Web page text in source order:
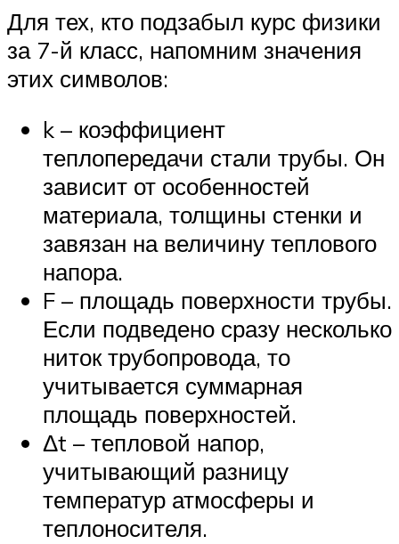
Для тех, кто подзабыл курс физики
за 7-й класс, напомним значения
этих символов:
k – коэффициент
теплопередачи стали трубы. Он
зависит от особенностей
материала, толщины стенки и
завязан на величину теплового
напора.
F – площадь поверхности трубы.
Если подведено сразу несколько
ниток трубопровода, то
учитывается суммарная
площадь поверхностей.
Δt – тепловой напор,
учитывающий разницу
температур атмосферы и
теплоносителя.